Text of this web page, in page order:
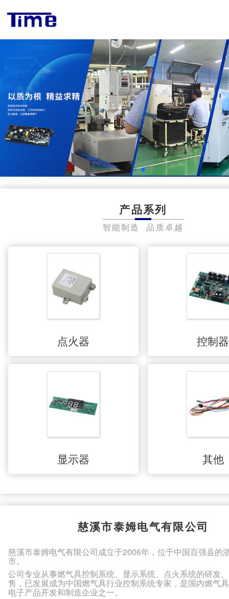
产品系列
智能制造 品质卓越
点火器 控制器
显示器 其他
慈溪市泰姆电气有限公司
慈溪市泰姆电气有限公司成立于2006年，位于中国百强县的
市。
公司专业从事燃气具控制系统、显示系统、点火系统的研发
售，已发展成为中国燃气具行业控制系统专家，是国内燃气
电子产品开发和制造企业之一。